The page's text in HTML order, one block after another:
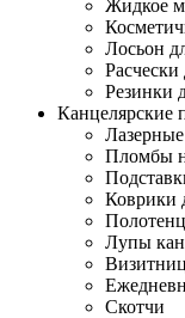
Жидкое
Лосьон
Расчески
Резинки
Канцелярские
Пломбы
Коврики
Лупы
Скотчи